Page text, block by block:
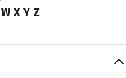
W X Y Z